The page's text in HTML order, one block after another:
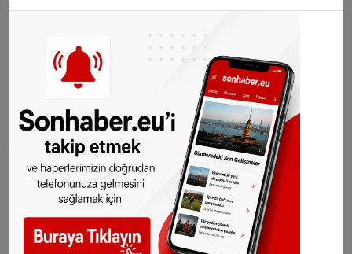
Özellikle yaşlılar, çocuklar, kalp ve akciğer
hastaları için risk büyüyor.
Sonhaber'i takip etmek ve haberlerimizin
doğrudan telefonunuza gelmesini
sağlamak içinburaya tıklayın.
Dünyanın en güçlü ve en
zayıf pasaportları belli
oldu